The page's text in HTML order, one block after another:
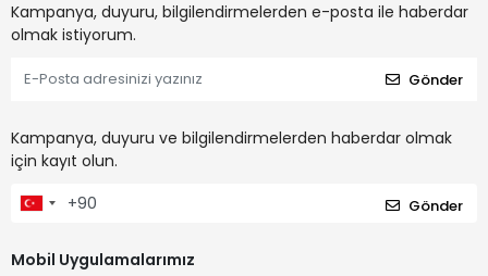
Kampanya, duyuru, bilgilendirmelerden e-posta ile haberdar
olmak istiyorum.
Gönder
Kampanya, duyuru ve bilgilendirmelerden haberdar olmak
için kayıt olun.
Gönder
Mobil Uygulamalarımız